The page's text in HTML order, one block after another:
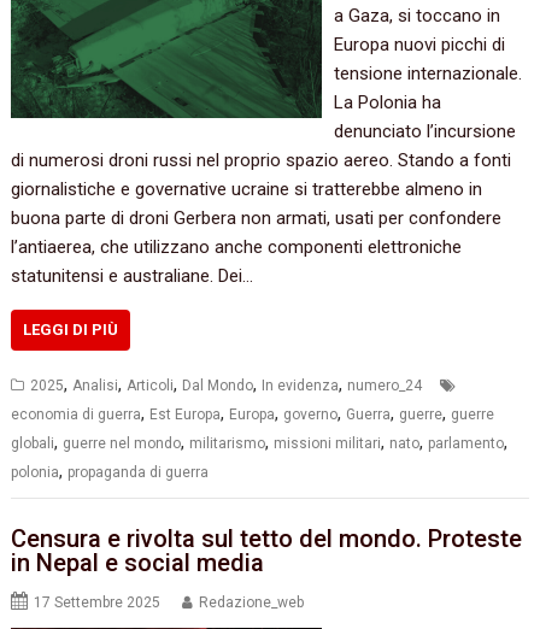
a Gaza, si toccano in
Europa nuovi picchi di
tensione internazionale.
La Polonia ha
denunciato l’incursione
di numerosi droni russi nel proprio spazio aereo. Stando a fonti
giornalistiche e governative ucraine si tratterebbe almeno in
buona parte di droni Gerbera non armati, usati per confondere
l’antiaerea, che utilizzano anche componenti elettroniche
statunitensi e australiane. Dei…
LEGGI DI PIÙ
2025,Analisi,Articoli, Dal Mondo, In evidenza, numero_24
economia di guerra, Est Europa, Europa, governo, Guerra, guerre, guerre
globali, guerre nel mondo, militarismo, missioni militari, nato, parlamento,
polonia, propaganda di guerra
Censura e rivolta sul tetto del mondo. Proteste
in Nepal e social media
17 Settembre 2025 Redazione_web